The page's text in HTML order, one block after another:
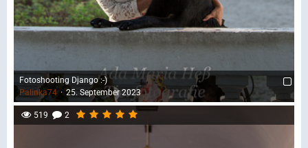
Fotoshooting Django :-)
Palinka74
25. September 2023
519 2